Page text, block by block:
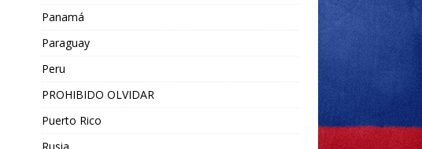
Panamá
Paraguay
Peru
PROHIBIDO OLVIDAR
Puerto Rico